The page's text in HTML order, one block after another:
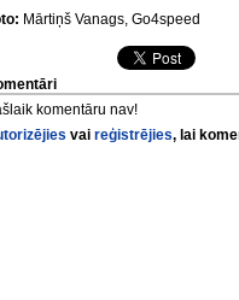
Mārtiņš Vanags, Go4speed
komentāru nav!
vaireģistrējies, lai